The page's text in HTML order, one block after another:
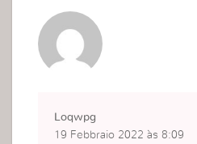
Loqwpg
19 Febbraio 2022 às 8:09